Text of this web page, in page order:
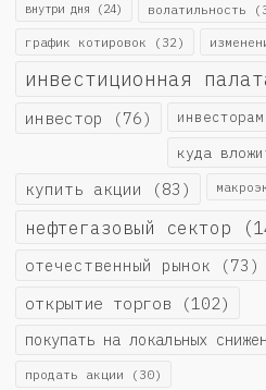
внутри дня (24) волатильность
график котировок (32)
инвестиционная
инвестор (76) инвесторам
куда
купить акции (83)
нефтегазовый сектор
отечественный рынок (73)
открытие торгов (102)
покупать на локальных
продать акции (30)